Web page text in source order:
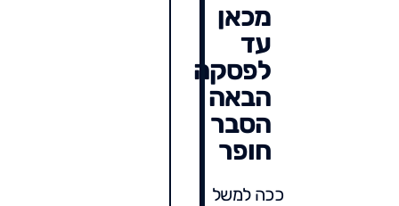
מכאן
עד
לפסקה
הבאה
הסבר
חופר
ככה למשל